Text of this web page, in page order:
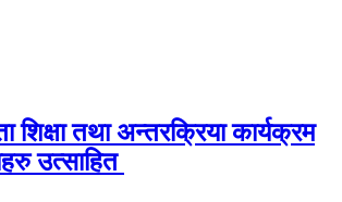
शिक्षा तथा अन्तरक्रिया कार्यक्रम
उत्साहित